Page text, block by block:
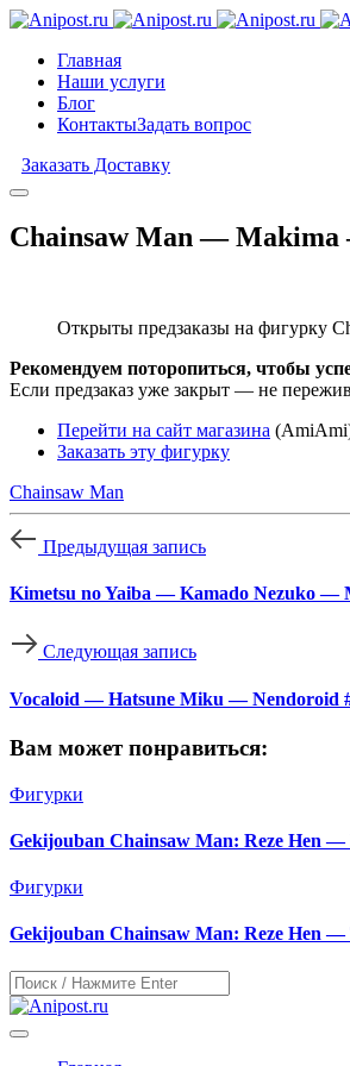
Главная
Наши услуги
Блог
КонтактыЗадать вопрос
Заказать Доставку
Chainsaw Man —
Открыты предзаказы на фигурку
Рекомендуем поторопиться, чтобы
Если предзаказ уже закрыт — не
Перейти на сайт магазина
Заказать эту фигурку
Chainsaw Man
Предыдущая запись
Kimetsu no Yaiba — Kamado Nezuko —
Следующая запись
Vocaloid — Hatsune Miku — Nendoroid
Вам может понравиться:
Фигурки
Gekijouban Chainsaw Man: Reze Hen
Фигурки
Gekijouban Chainsaw Man: Reze Hen